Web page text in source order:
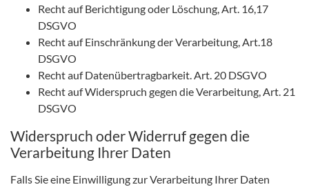
Recht auf Berichtigung oder Löschung, Art. 16,17
DSGVO
Recht auf Einschränkung der Verarbeitung, Art.18
DSGVO
Recht auf Datenübertragbarkeit. Art. 20 DSGVO
Recht auf Widerspruch gegen die Verarbeitung, Art. 21
DSGVO
Widerspruch oder Widerruf gegen die
Verarbeitung Ihrer Daten
Falls Sie eine Einwilligung zur Verarbeitung Ihrer Daten